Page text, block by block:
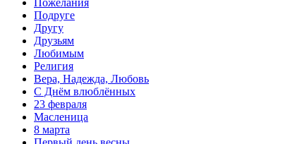
Подруге
Другу
Друзьям
Любимым
Религия
Вера, Надежда, Любовь
С Днём влюблённых
23 февраля
Масленица
8 марта